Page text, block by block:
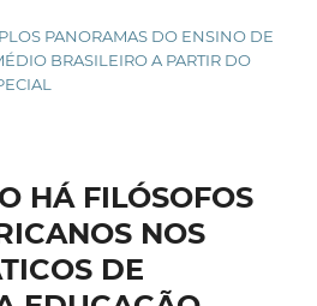
PANORAMAS DO ENSINO DE
BRASILEIRO A PARTIR DO
HÁ FILÓSOFOS
NOS
DE